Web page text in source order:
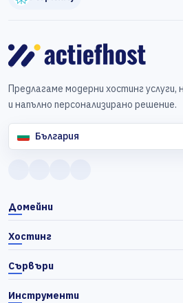
Предлагаме модерни хостинг
и напълно персонализирано решение.
България
Домейни
Хостинг
Сървъри
Инструменти